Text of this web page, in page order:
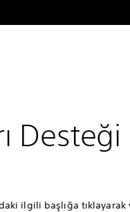
Desteği
ilgili başlığa